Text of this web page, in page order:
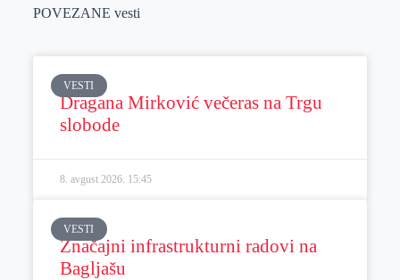
POVEZANE vesti
VESTI
Dragana Mirković večeras na Trgu
slobode
8. avgust 2026. 15:45
VESTI
Značajni infrastrukturni radovi na
Bagljašu